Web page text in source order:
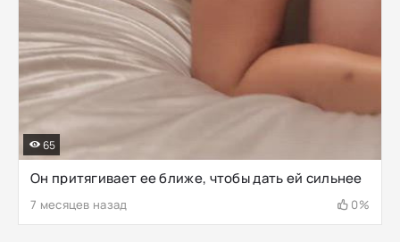
Он притягивает ее ближе, чтобы дать ей сильнее
7 месяцев назад 0%
65